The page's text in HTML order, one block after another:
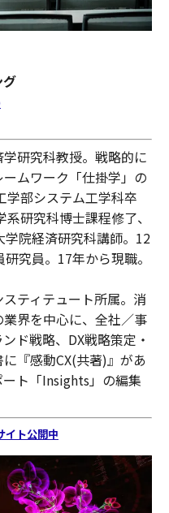
研究科教授。戦略的に
ムワーク「仕掛学」の
学部システム工学科卒
研究科博士課程修了、
院経済研究科講師。12
究員。17年から現職。
ティテュート所属。消
界を中心に、全社／事
ド戦略、DX戦略策定・
『感動CX(共著)』があ
ト「Insights」の編集
ト公開中